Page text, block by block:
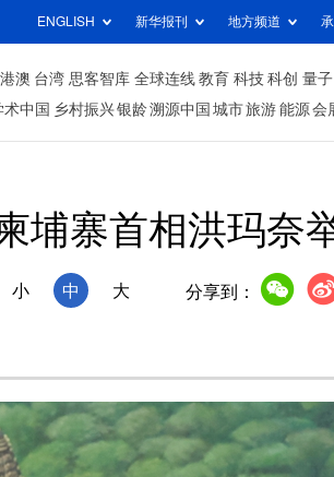
ENGLISH 新华报刊 地方频道
港澳 台湾 思客智库 全球连线 教育 科技 科创 量子
术中国 乡村振兴银龄溯源中国 城市旅游 能源 会
埔寨首相洪玛奈
小 中 大 分享到：